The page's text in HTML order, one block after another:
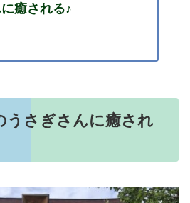
癒される♪
うさぎさんに癒され